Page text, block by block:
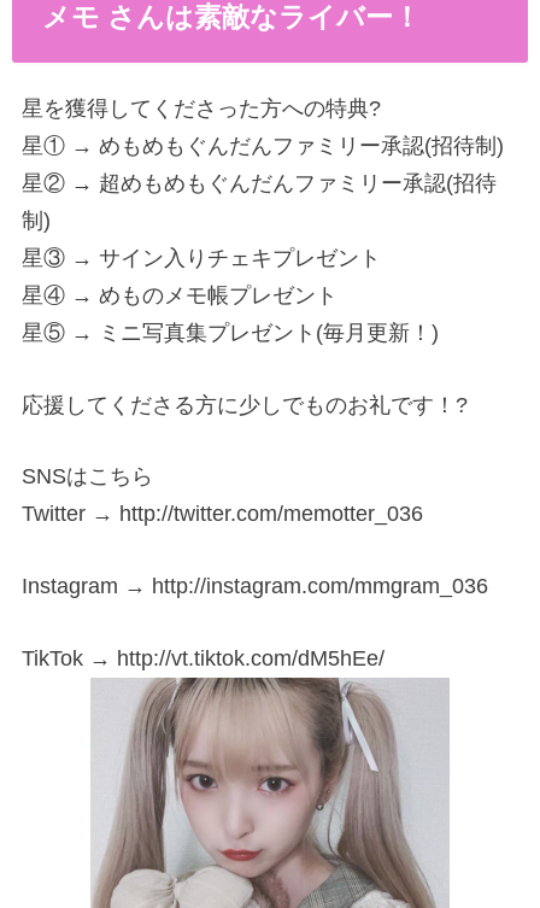
メモ さんは素敵なライバー！
星を獲得してくださった方への特典?
星① → めもめもぐんだんファミリー承認(招待制)
星② → 超めもめもぐんだんファミリー承認(招待
制)
星③ → サイン入りチェキプレゼント
星④ → めものメモ帳プレゼント
星⑤ → ミニ写真集プレゼント(毎月更新！)
応援してくださる方に少しでものお礼です！?
SNSはこちら
Twitter → http://twitter.com/memotter_036
Instagram → http://instagram.com/mmgram_036
TikTok → http://vt.tiktok.com/dM5hEe/